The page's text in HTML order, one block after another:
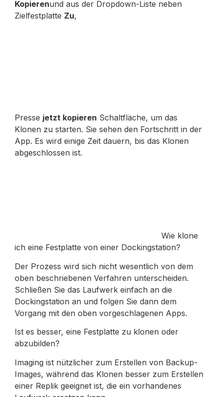
Kopierenund aus der Dropdown-Liste neben
Zielfestplatte Zu,
Presse jetzt kopieren Schaltfläche, um das
Klonen zu starten. Sie sehen den Fortschritt in der
App. Es wird einige Zeit dauern, bis das Klonen
abgeschlossen ist.
Wie klone
ich eine Festplatte von einer Dockingstation?
Der Prozess wird sich nicht wesentlich von dem
oben beschriebenen Verfahren unterscheiden.
Schließen Sie das Laufwerk einfach an die
Dockingstation an und folgen Sie dann dem
Vorgang mit den oben vorgeschlagenen Apps.
Ist es besser, eine Festplatte zu klonen oder
abzubilden?
Imaging ist nützlicher zum Erstellen von Backup-
Images, während das Klonen besser zum Erstellen
einer Replik geeignet ist, die ein vorhandenes